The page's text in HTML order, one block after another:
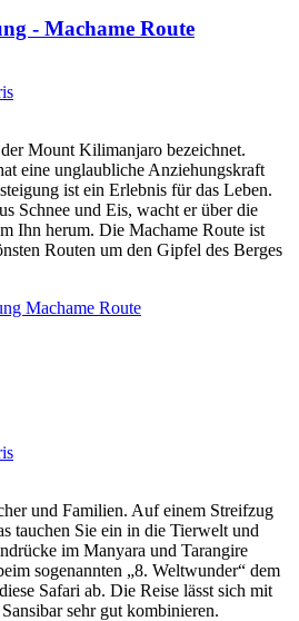
- Machame Route
Mount Kilimanjaro bezeichnet.
eine unglaubliche Anziehungskraft
ist ein Erlebnis für das Leben.
Schnee und Eis, wacht er über die
Ihn herum. Die Machame Route ist
Routen um den Gipfel des Berges
Machame Route
und Familien. Auf einem Streifzug
tauchen Sie ein in die Tierwelt und
im Manyara und Tarangire
sogenannten „8. Weltwunder“ dem
Safari ab. Die Reise lässt sich mit
sehr gut kombinieren.